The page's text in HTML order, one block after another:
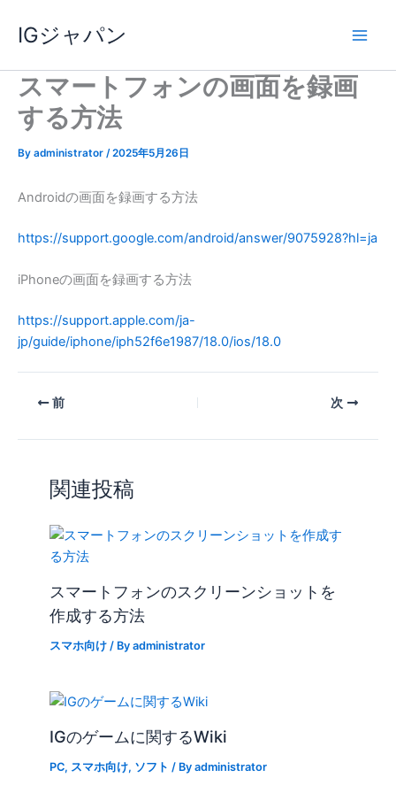
ス
IGジャパン
スマートフォンの画面を録画
する方法
By administrator /2025年5月26日
Androidの画面を録画する方法
https://support.google.com/android/answer/9075928?hl=ja
iPhoneの画面を録画する方法
https://support.apple.com/ja-
jp/guide/iphone/iph52f6e1987/18.0/ios/18.0
前 次
関連投稿
スマートフォンのスクリーンショットを
作成する方法
スマホ向け / Byadministrator
IGのゲームに関するWiki
PC, スマホ向け, ソフト / Byadministrator